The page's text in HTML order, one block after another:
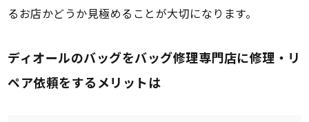
るお店かどうか見極めることが大切になります。
ディオールのバッグをバッグ修理専門店に修理・リ
ペア依頼をするメリットは